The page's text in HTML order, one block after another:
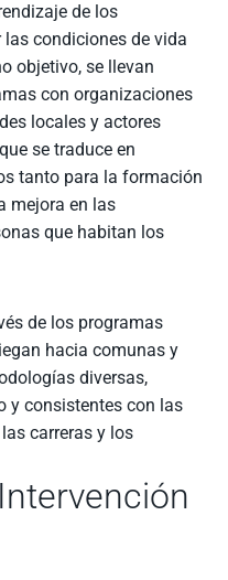
de los
condiciones de vida
objetivo, se llevan
con organizaciones
locales y actores
se traduce en
tanto para la formación
mejora en las
que habitan los
de los programas
hacia comunas y
diversas,
y consistentes con las
carreras y los